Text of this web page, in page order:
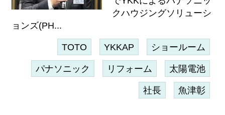
クハウジングソリューシ
ョンズ(PH...
TOTO YKKAP ショールーム
パナソニック リフォーム 太陽電池
社長 魚津彰